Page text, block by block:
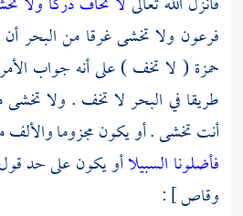
فرعون ولا تخشى غرقا من البحر
حمزة ( لا تخف ) على أنه جواب
طريقا في البحر لا تخف . ولا
أنت تخشى . أو يكون مجزوما
فأضلونا السبيلاأو يكون على حد
وقاص] :